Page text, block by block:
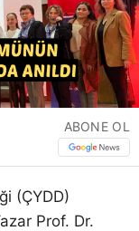
ABONE OL
(ÇYDD)
Prof. Dr.